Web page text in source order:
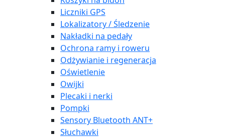
Liczniki GPS
Lokalizatory / Śledzenie
Nakładki na pedały
Ochrona ramy i roweru
Odżywianie i regeneracja
Oświetlenie
Owijki
Plecaki i nerki
Pompki
Sensory Bluetooth ANT+
Słuchawki